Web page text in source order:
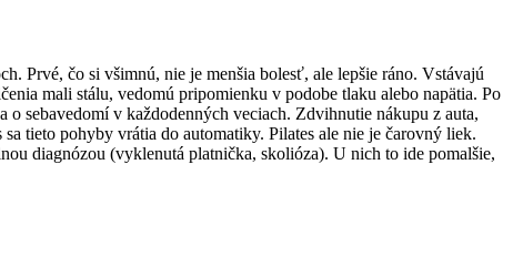
Prvé, čo si všimnú, nie je menšia bolesť, ale lepšie ráno. Vstávajú
mali stálu, vedomú pripomienku v podobe tlaku alebo napätia. Po
sebavedomí v každodenných veciach. Zdvihnutie nákupu z auta,
tieto pohyby vrátia do automatiky. Pilates ale nie je čarovný liek.
diagnózou (vyklenutá platnička, skolióza). U nich to ide pomalšie,